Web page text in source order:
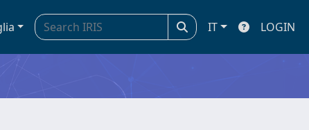
IT LOGIN